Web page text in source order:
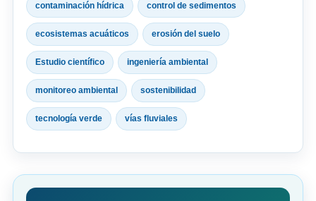
contaminación hídrica control de sedimentos
ecosistemas acuáticos erosión del suelo
Estudio científico ingeniería ambiental
monitoreo ambiental sostenibilidad
tecnología verde vías fluviales